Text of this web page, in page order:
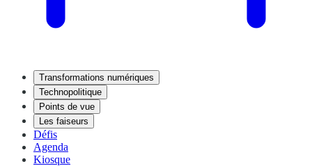
Transformations numériques
Technopolitique
Points de vue
Les faiseurs
Défis
Agenda
Kiosque